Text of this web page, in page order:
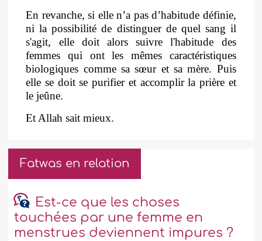
En revanche, si elle n’a pas d’habitude définie,
ni la possibilité de distinguer de quel sang il
s'agit, elle doit alors suivre l'habitude des
femmes qui ont les mêmes caractéristiques
biologiques comme sa sœur et sa mère. Puis
elle se doit se purifier et accomplir la prière et
le jeûne.
Et Allah sait mieux.
Fatwas en relation
Est-ce que les choses
touchées par une femme en
menstrues deviennent impures ?